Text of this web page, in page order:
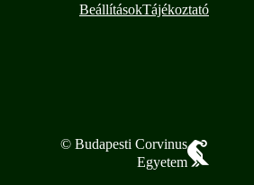
BeállításokTájékoztató
© Budapesti Corvinus
Egyetem